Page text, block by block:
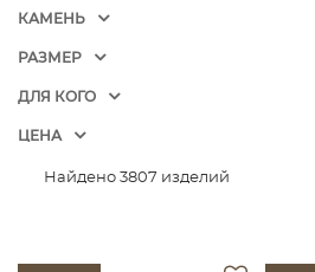
КАМЕНЬ
РАЗМЕР
ДЛЯ КОГО
ЦЕНА
Найдено 3807 изделий